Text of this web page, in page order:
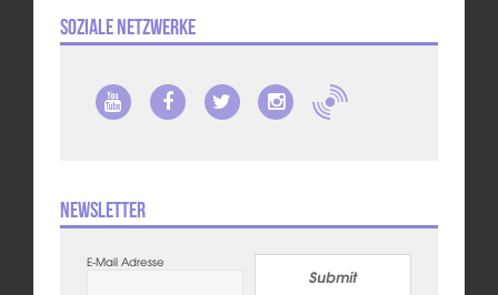
Soziale Netzwerke
Newsletter
E-Mail Adresse
Submit